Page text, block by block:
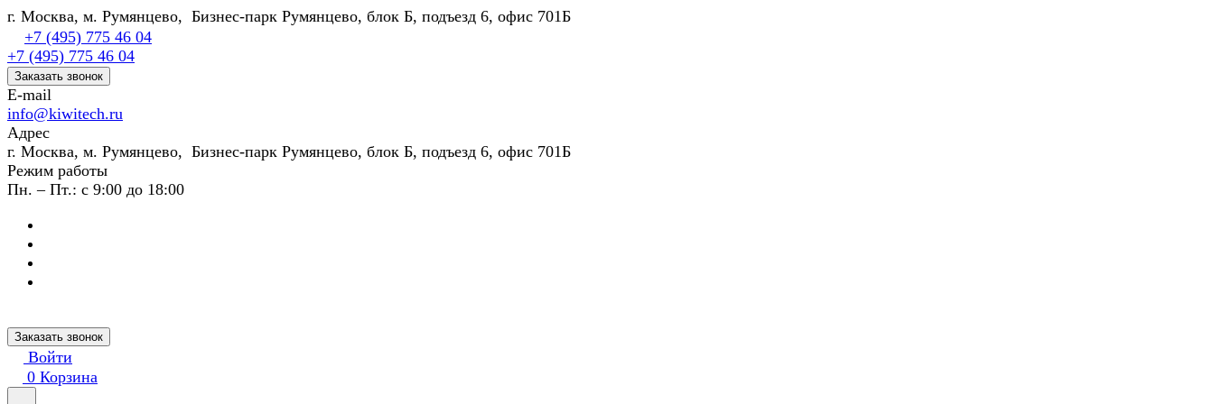
г. Москва, м. Румянцево, Бизнес-парк Румянцево, блок Б, подъезд 6, офис 701Б
+7 (495) 775 46 04
+7 (495) 775 46 04
Заказать звонок
E-mail
info@kiwitech.ru
Адрес
г. Москва, м. Румянцево, Бизнес-парк Румянцево, блок Б, подъезд 6, офис 701Б
Режим работы
Пн. – Пт.: с 9:00 до 18:00
Заказать звонок
Войти
0 Корзина